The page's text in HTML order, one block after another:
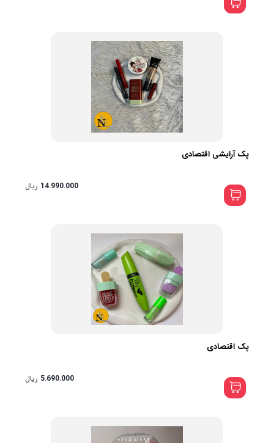
پک آرایشی اقتصادی
14.990.000 ریال
پک اقتصادی
5.690.000 ریال